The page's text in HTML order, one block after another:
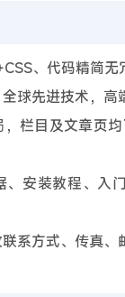
、代码精简无
球先进技术，高
，栏目及文章页
、安装教程、入
系方式、传真、